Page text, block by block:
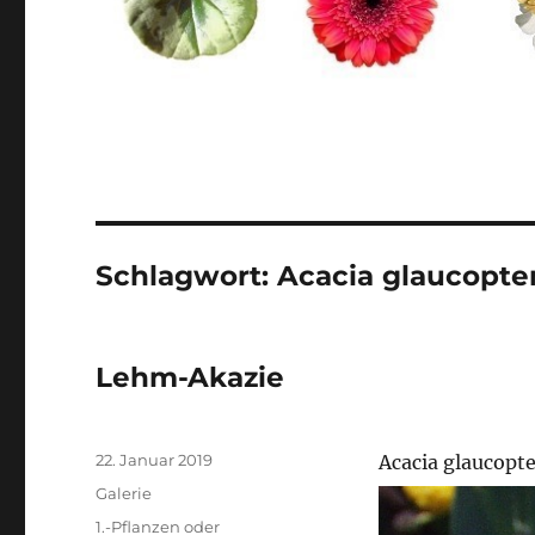
Schlagwort:Acacia
Lehm-Akazie
Acacia
Veröffentlicht
am
22. Januar 2019
Format
Galerie
Kategorien
1.-Pflanzen oder